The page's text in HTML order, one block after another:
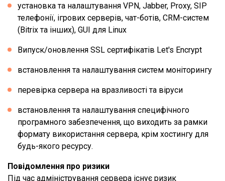
установка та налаштування VPN, Jabber, Proxy, SIP
телефонії, ігрових серверів, чат-ботів, CRM-систем
(Bitrix та інших), GUI для Linux
Випуск/оновлення SSL сертифікатів Let's Encrypt
встановлення та налаштування систем моніторингу
перевірка сервера на вразливості та віруси
встановлення та налаштування специфічного
програмного забезпечення, що виходить за рамки
формату використання сервера, крім хостингу для
будь-якого ресурсу.
Повідомлення про ризики
Під час адміністрування сервера існує ризик